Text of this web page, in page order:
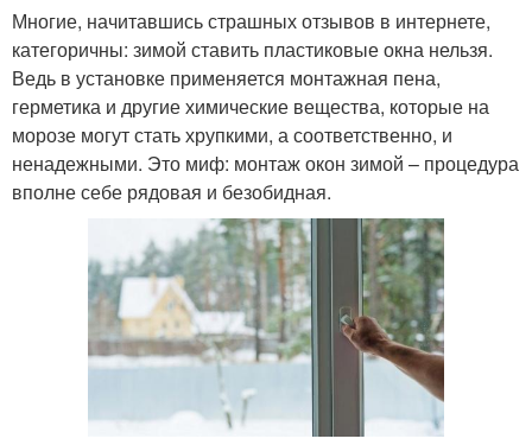
Многие, начитавшись страшных отзывов в интернете,
категоричны: зимой ставить пластиковые окна нельзя.
Ведь в установке применяется монтажная пена,
герметика и другие химические вещества, которые на
морозе могут стать хрупкими, а соответственно, и
ненадежными. Это миф: монтаж окон зимой – процедура
вполне себе рядовая и безобидная.